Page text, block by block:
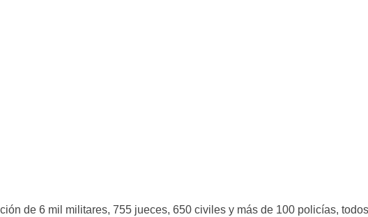
de 6 mil militares, 755 jueces, 650 civiles y más de 100 policías, todos